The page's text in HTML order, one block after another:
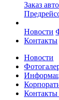
Заказ
Новости
Контакты
Новости